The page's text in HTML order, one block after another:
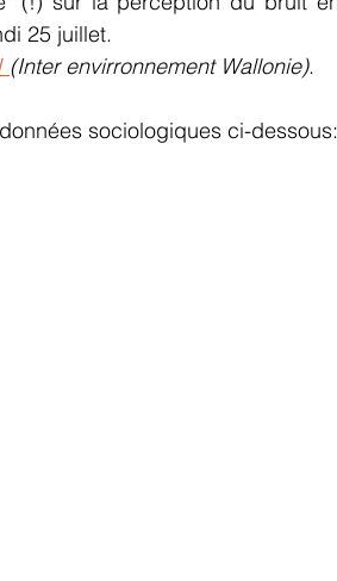
Trottinettes
25 juillet.
(Inter envirronnement Wallonie).
sociologiques ci-dessous: